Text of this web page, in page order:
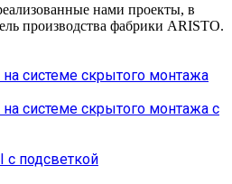
нами проекты, в
производства фабрики ARISTO.
системе скрытого монтажа
системе скрытого монтажа с
подсветкой